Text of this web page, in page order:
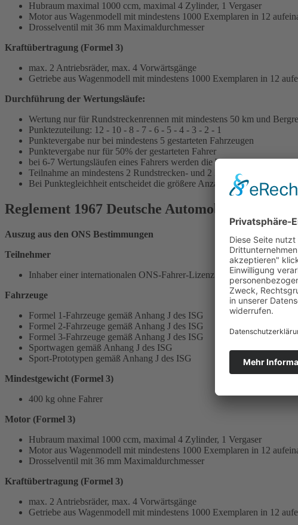
Hubraum maximal 1000 ccm, maximal 4 Zylinder, 1 Vergaser
Motor aus Wagenmodell mit mindestens 1000 Exemplaren in 12
Drosselventil mit 36 mm Maximaldurchmesser
Kraftübertragung (Formel 3)
max. 2 Antriebsräder, max. 4 Vorwärtsgänge
Getriebe aus Wagenmodell mit mindestens 1000 Exemplaren in 12
Durchführung der Wertungsläufe:
Wertung nur für Rundstreckenrennen mit mindestens 50 km und
Punktezuteilung: 12 - 10 - 8 - 7 - 6 - 5 - 4 - 3 - 2 - 1
Punktevergabe nur bei mindestens 5 gestarteten Fahrzeugen
Punktevergabe nur für 50% der gestarteten Fahrer
bei 6-7 Wertungsläufen eines Fahrers werden die besten 5 Erfolge
Teilnahme an mindestens 2 Rundstrecken- und 2 Bergrennen
Bei Punktegleichheit entscheidet die größere Anzahl der ersten, dann
Reglement 1967 Deutsche Automobil-
Auszug aus den ONS Bestimmungen
Teilnehmer
Inhaber einer internationalen ONS-Fahrer-Lizenz
Fahrzeuge
Formel 1-Fahrzeuge gemäß Anhang J des ISG
Formel 2-Fahrzeuge gemäß Anhang J des ISG
Formel 3-Fahrzeuge gemäß Anhang J des ISG
Sportwagen gemäß Anhang J des ISG
Sport-Prototypen gemäß Anhang J des ISG
Mindestgewicht (Formel 3)
400 kg ohne Fahrer
Motor (Formel 3)
Hubraum maximal 1000 ccm, maximal 4 Zylinder, 1 Vergaser
Motor aus Wagenmodell mit mindestens 1000 Exemplaren in 12
Drosselventil mit 36 mm Maximaldurchmesser
Kraftübertragung (Formel 3)
max. 2 Antriebsräder, max. 4 Vorwärtsgänge
Getriebe aus Wagenmodell mit mindestens 1000 Exemplaren in 12